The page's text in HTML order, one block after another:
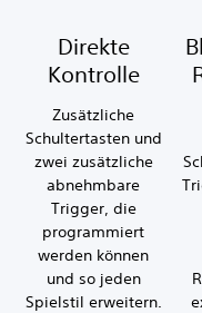
Direkte
Kontrolle
Zusätzliche
Schultertasten und
zwei zusätzliche
abnehmbare
Trigger, die
programmiert
werden können
und so jeden
Spielstil erweitern.